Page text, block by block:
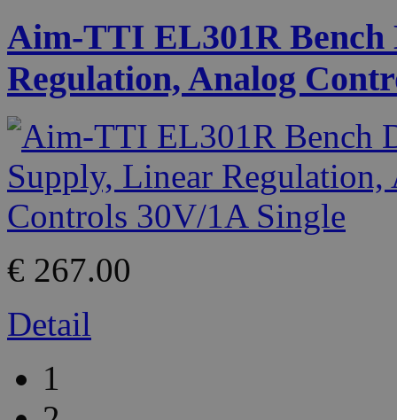
Aim-TTI EL301R Bench
Regulation, Analog
€ 267.00
Detail
1